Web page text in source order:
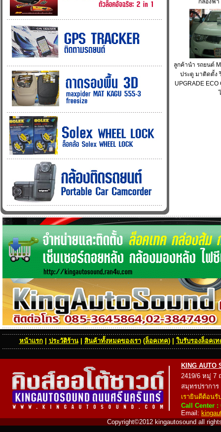
กล่องฟ้
ลูกค้านำ รถยนต์
ประตู มาติดตั้ง
UPGRADE
หน้าแรก| ประวัติร้าน| สินค้าทั้งหมดของเรา(ล็อคเทค) | ใบรับรองล็อคเ
KING AUTO
2419/6 หมู่ 7
สมุทรปราการ
เรายินดีต้อน
Call Center :
Email:
Copyright©2012 kingautosound all